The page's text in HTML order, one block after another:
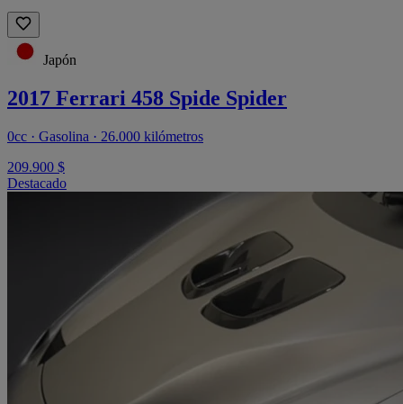
Japón
2017 Ferrari 458 Spide Spider
0cc · Gasolina · 26.000 kilómetros
209.900 $
Destacado